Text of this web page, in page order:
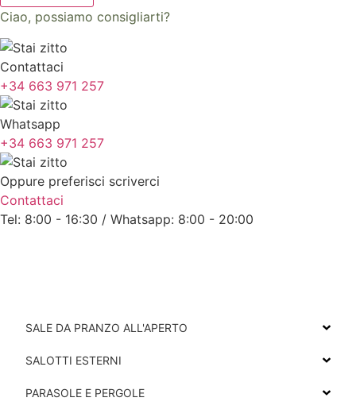
Ciao, possiamo consigliarti?
Contattaci
+34 663 971 257
Whatsapp
+34 663 971 257
Oppure preferisci scriverci
Contattaci
Tel: 8:00 - 16:30 / Whatsapp: 8:00 - 20:00
SALE DA PRANZO ALL'APERTO
SALOTTI ESTERNI
PARASOLE E PERGOLE